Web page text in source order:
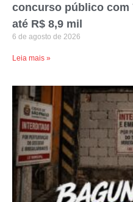
concurso público com
até R$ 8,9 mil
6 de agosto de 2026
Leia mais »